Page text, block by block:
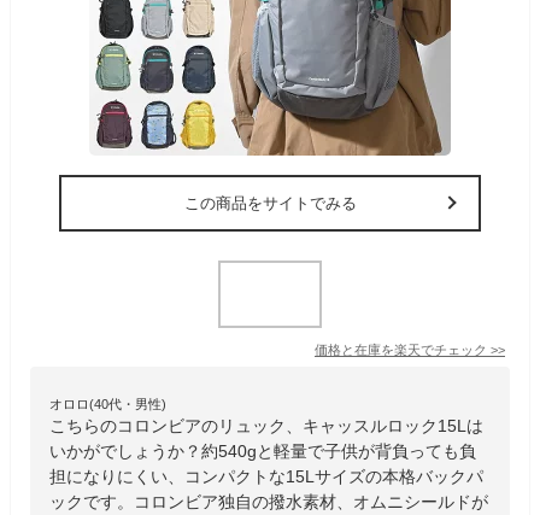
この商品をサイトでみる
価格と在庫を楽天でチェック >>
オロロ(40代・男性)
こちらのコロンビアのリュック、キャッスルロック15Lは
いかがでしょうか？約540gと軽量で子供が背負っても負
担になりにくい、コンパクトな15Lサイズの本格バックパ
ックです。コロンビア独自の撥水素材、オムニシールドが